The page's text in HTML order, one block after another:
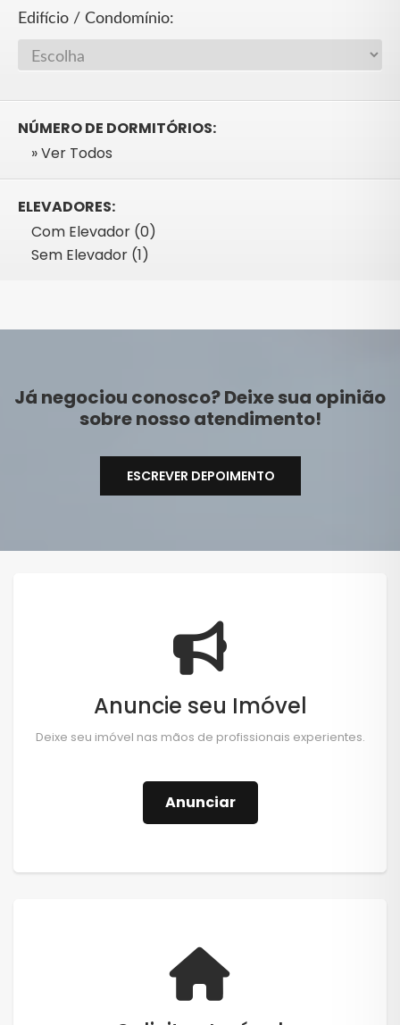
Edifício / Condomínio:
NÚMERO DE DORMITÓRIOS:
» Ver Todos
ELEVADORES:
Com Elevador (0)
Sem Elevador (1)
Já negociou conosco? Deixe sua opinião
sobre nosso atendimento!
ESCREVER DEPOIMENTO
Anuncie seu Imóvel
Deixe seu imóvel nas mãos de profissionais experientes.
Anunciar